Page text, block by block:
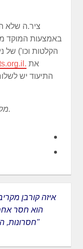
ציר.ה שלא
באמצעות המוקד
הקלטות וכו') של
.
.
הוא חסר
חסרונות, הם שוכחים שזה תלוי בכל אחד מאיתנו"